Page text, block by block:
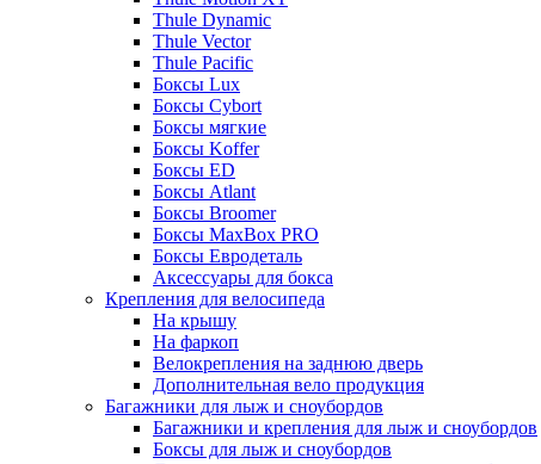
Thule Dynamic
Thule Vector
Thule Pacific
Боксы Lux
Боксы Cybort
Боксы мягкие
Боксы Koffer
Боксы ED
Боксы Atlant
Боксы Broomer
Боксы MaxBox PRO
Боксы Евродеталь
Аксессуары для бокса
Крепления для велосипеда
На крышу
На фаркоп
Велокрепления на заднюю дверь
Дополнительная вело продукция
Багажники для лыж и сноубордов
Багажники и крепления для лыж и сноубордов
Боксы для лыж и сноубордов